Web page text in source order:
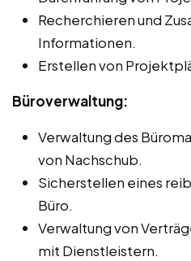
Recherchieren und
Informationen.
Erstellen von
Büroverwaltung:
Verwaltung des
von Nachschub.
Sicherstellen eines
Büro.
Verwaltung von
mit Dienstleistern.